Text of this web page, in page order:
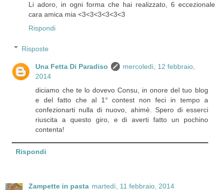
Li adoro, in ogni forma che hai realizzato, 6 eccezionale
cara amica mia <3<3<3<3<3<3
Rispondi
Risposte
Una Fetta Di Paradiso
mercoledì, 12 febbraio,
2014
diciamo che te lo dovevo Consu, in onore del tuo blog
e del fatto che al 1° contest non feci in tempo a
confezionarti nulla di nuovo, ahimè. Spero di esserci
riuscita a questo giro, e di averti fatto un pochino
contenta!
Rispondi
Zampette in pasta martedì, 11 febbraio, 2014